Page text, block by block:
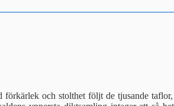
och stolthet följt de tjusande